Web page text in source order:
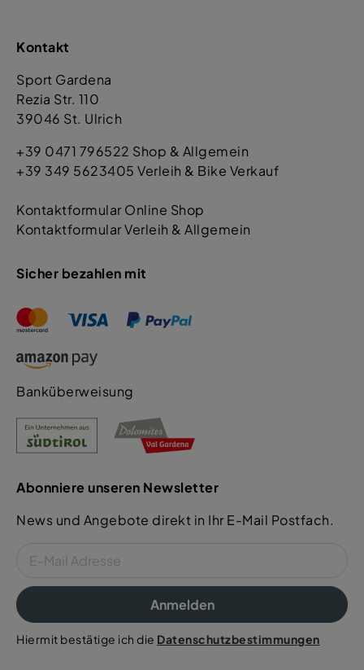
Kontakt
Sport Gardena
Rezia Str. 110
39046 St. Ulrich
+39 0471 796522 Shop & Allgemein
+39 349 5623405 Verleih & Bike Verkauf
Kontaktformular Online Shop
Kontaktformular Verleih & Allgemein
Sicher bezahlen mit
Banküberweisung
Abonniere unseren Newsletter
News und Angebote direkt in Ihr E-Mail Postfach.
Anmelden
Hiermit bestätige ich die Datenschutzbestimmungen